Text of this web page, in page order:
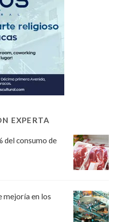
EXPERTA
del consumo de
mejoría en los